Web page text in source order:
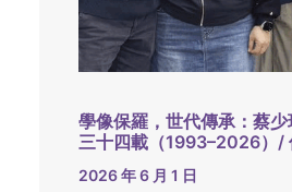
學像保羅，世代傳承：蔡
三十四載（1993–2026）/
2026 年 6 月 1 日